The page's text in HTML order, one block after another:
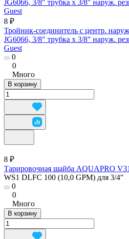
8 ₽
Тройник-соединитель с центр.
JG6066, 3/8" трубка х 3/8" наруж.
Guest
0
0
Много
В корзину
8 ₽
Тарировочная шайба AQUAPRO
WS1 DLFC 100 (10,0 GPM) для 3/4"
0
0
Много
В корзину